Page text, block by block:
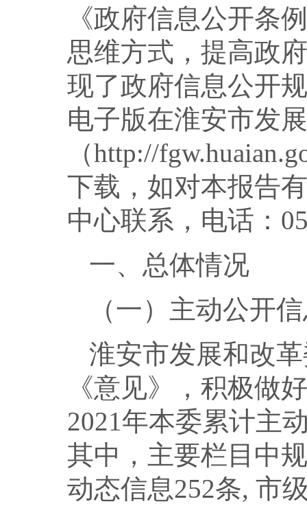
《政府信息公开条
思维方式，提高政
现了政府信息公开
电子版在淮安市发
（http://
下载，如对本报告
中心联系，电话：
一、总体情况
（一）主动公开
淮安市发展和改
《意见》，积极做
2021年本委累计主
其中，主要栏目中
动态信息252条, 市